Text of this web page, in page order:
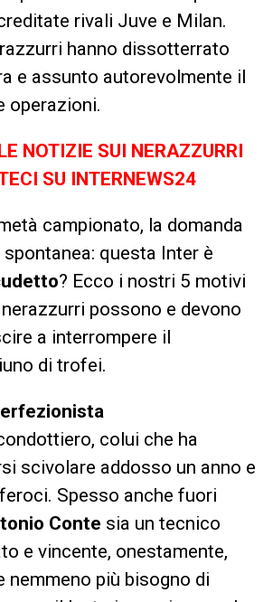
rivali Juve e Milan.
hanno dissotterrato
e assunto autorevolmente il
operazioni.
NOTIZIE SUI NERAZZURRI
SU INTERNEWS24
campionato, la domanda
questa Inter è
? Ecco i nostri 5 motivi
possono e devono
a interrompere il
di trofei.
colui che ha
scivolare addosso un anno e
Spesso anche fuori
Conte sia un tecnico
e vincente, onestamente,
nemmeno più bisogno di